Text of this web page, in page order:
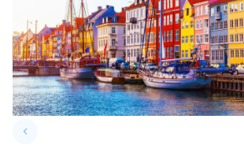
keyboard_arrow_leftPrevious slide